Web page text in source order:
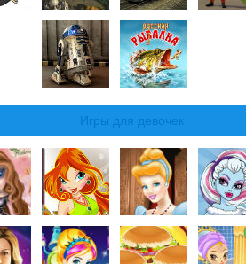
Игры для девочек